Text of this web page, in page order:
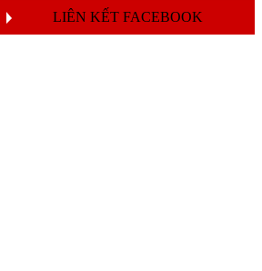
LIÊN KẾT FACEBOOK